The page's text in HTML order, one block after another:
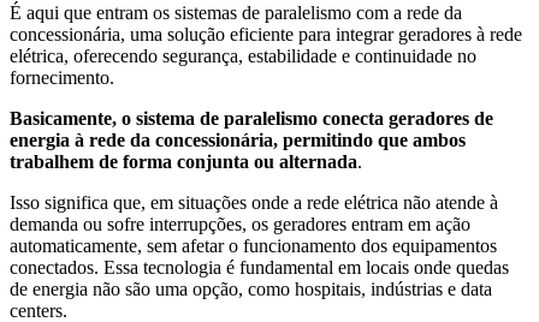
É aqui que entram os sistemas de paralelismo com a rede da
concessionária, uma solução eficiente para integrar geradores à rede
elétrica, oferecendo segurança, estabilidade e continuidade no
fornecimento.
Basicamente, o sistema de paralelismo conecta geradores de
energia à rede da concessionária, permitindo que ambos
trabalhem de forma conjunta ou alternada.
Isso significa que, em situações onde a rede elétrica não atende à
demanda ou sofre interrupções, os geradores entram em ação
automaticamente, sem afetar o funcionamento dos equipamentos
conectados. Essa tecnologia é fundamental em locais onde quedas
de energia não são uma opção, como hospitais, indústrias e data
centers.